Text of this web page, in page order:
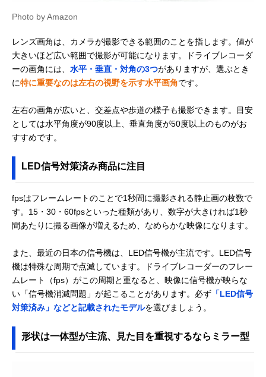
Photo by Amazon
レンズ画角は、カメラが撮影できる範囲のことを指します。値が
大きいほど広い範囲で撮影が可能になります。ドライブレコーダ
ーの画角には、 水平・垂直・対角の3つがありますが、選ぶとき
に特に重要なのは左右の視野を示す水平画角です。
左右の画角が広いと、交差点や歩道の様子も撮影できます。目安
としては水平角度が90度以上、垂直角度が50度以上のものがお
すすめです。
LED信号対策済み商品に注目
fpsはフレームレートのことで1秒間に撮影される静止画の枚数で
す。15・30・60fpsといった種類があり、数字が大きければ1秒
間あたりに撮る画像が増えるため、なめらかな映像になります。
また、最近の日本の信号機は、LED信号機が主流です。LED信号
機は特殊な周期で点滅しています。ドライブレコーダーのフレー
ムレート（fps）がこの周期と重なると、映像に信号機が映らな
い「信号機消滅問題」が起こることがあります。必ず 「LED信号
対策済み」などと記載されたモデルを選びましょう。
形状は一体型が主流、見た目を重視するならミラー型